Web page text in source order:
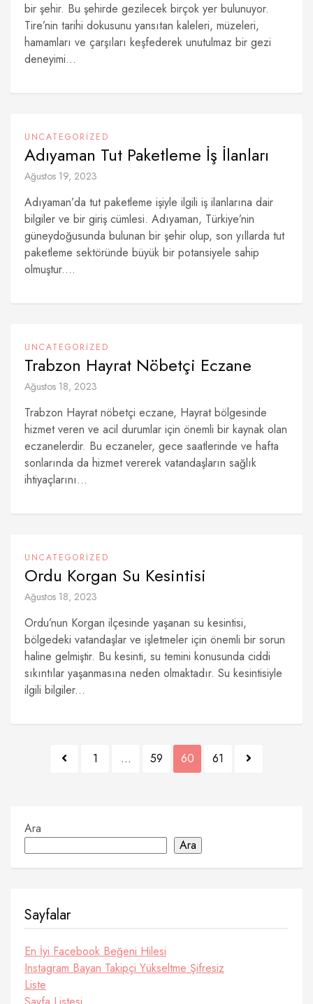
bir şehir. Bu şehirde gezilecek birçok yer bulunuyor.
Tire’nin tarihi dokusunu yansıtan kaleleri, müzeleri,
hamamları ve çarşıları keşfederek unutulmaz bir gezi
deneyimi...
UNCATEGORIZED
Adıyaman Tut Paketleme İş İlanları
Ağustos 19, 2023
Adıyaman’da tut paketleme işiyle ilgili iş ilanlarına dair
bilgiler ve bir giriş cümlesi. Adıyaman, Türkiye’nin
güneydoğusunda bulunan bir şehir olup, son yıllarda tut
paketleme sektöründe büyük bir potansiyele sahip
olmuştur....
UNCATEGORIZED
Trabzon Hayrat Nöbetçi Eczane
Ağustos 18, 2023
Trabzon Hayrat nöbetçi eczane, Hayrat bölgesinde
hizmet veren ve acil durumlar için önemli bir kaynak olan
eczanelerdir. Bu eczaneler, gece saatlerinde ve hafta
sonlarında da hizmet vererek vatandaşların sağlık
ihtiyaçlarını...
UNCATEGORIZED
Ordu Korgan Su Kesintisi
Ağustos 18, 2023
Ordu’nun Korgan ilçesinde yaşanan su kesintisi,
bölgedeki vatandaşlar ve işletmeler için önemli bir sorun
haline gelmiştir. Bu kesinti, su temini konusunda ciddi
sıkıntılar yaşanmasına neden olmaktadır. Su kesintisiyle
ilgili bilgiler...
1 … 59 60 61
Ara
Ara
Sayfalar
En İyi Facebook Beğeni Hilesi
Instagram Bayan Takipçi Yükseltme Şifresiz
Liste